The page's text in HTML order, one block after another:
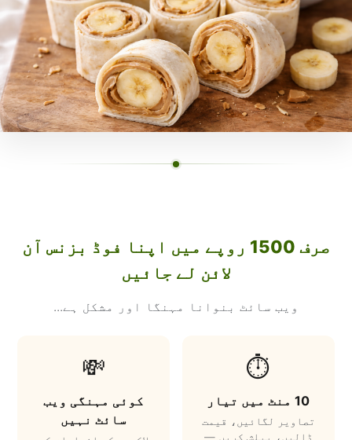
صرف 1500 روپے میں اپنا فوڈ بزنس آن
لائن لے جائیں
ویب سائٹ بنوانا مہنگا اور مشکل ہے...
⏱️
10 منٹ میں تیار
تصاویر لگائیں، قیمت
ڈالیں، پبلش کریں —
💸
کوئی مہنگی ویب
سائٹ نہیں